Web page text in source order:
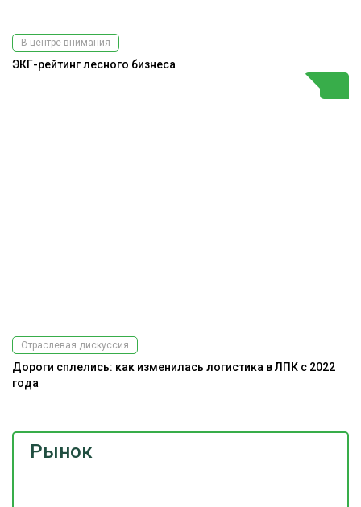
Рынок
В центре внимания
ЭКГ-рейтинг лесного бизнеса
Отраслевая дискуссия
Дороги сплелись: как изменилась логистика в ЛПК с 2022
года